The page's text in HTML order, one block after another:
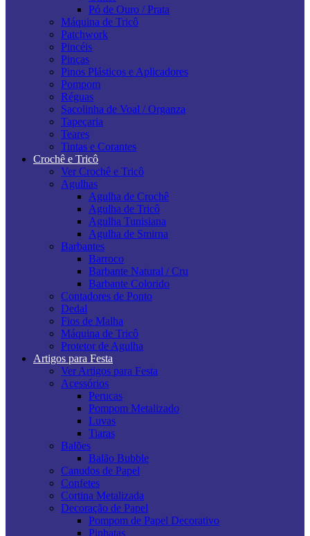
Pó de Ouro / Prata
Máquina de Tricô
Patchwork
Pincéis
Pinças
Pinos Plásticos e Aplicadores
Pompom
Réguas
Sacolinha de Voal / Organza
Tapeçaria
Teares
Tintas e Corantes
Crochê e Tricô
Ver Crochê e Tricô
Agulhas
Agulha de Crochê
Agulha de Tricô
Agulha Tunisiana
Agulha de Smirna
Barbantes
Barroco
Barbante Natural / Cru
Barbante Colorido
Contadores de Ponto
Dedal
Fios de Malha
Máquina de Tricô
Protetor de Agulha
Artigos para Festa
Ver Artigos para Festa
Acessórios
Perucas
Pompom Metalizado
Luvas
Tiaras
Balões
Balão Bubble
Canudos de Papel
Confetes
Cortina Metalizada
Decoração de Papel
Pompom de Papel Decorativo
Pinhatas